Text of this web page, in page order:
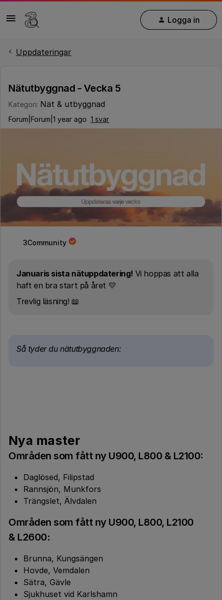
Logga in
Uppdateringar
Nätutbyggnad - Vecka 5
Kategori: Nät & utbyggnad
Forum|Forum|1 year ago 1 svar
3Community
Januaris sista nätuppdatering! Vi hoppas att alla
haft en bra start på året 💛
Trevlig läsning! 📖
Så tyder du nätutbyggnaden:
Nya master
Områden som fått ny U900, L800 & L2100:
Daglösed, Filipstad
Rannsjön, Munkfors
Trängslet, Älvdalen
Områden som fått ny U900, L800, L2100
& L2600:
Brunna, Kungsängen
Hovde, Vemdalen
Sätra, Gävle
Sjukhuset vid Karlshamn